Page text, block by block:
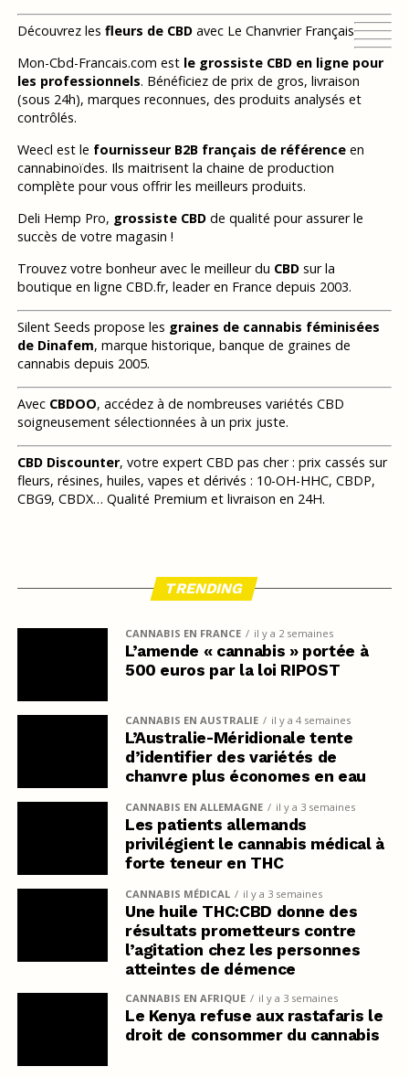
Découvrez les fleurs de CBDavec Le Chanvrier Français
Mon-Cbd-Francais.com est le grossiste CBD en ligne pour
les professionnels. Bénéficiez de prix de gros, livraison
(sous 24h), marques reconnues, des produits analysés et
contrôlés.
Weecl est le fournisseur B2B français de référenceen
cannabinoïdes. Ils maitrisent la chaine de production
complète pour vous offrir les meilleurs produits.
Deli Hemp Pro, grossiste CBDde qualité pour assurer le
succès de votre magasin !
Trouvez votre bonheur avec le meilleur du CBDsur la
boutique en ligne CBD.fr, leader en France depuis 2003.
Silent Seeds propose les graines de cannabis féminisées
de Dinafem, marque historique, banque de graines de
cannabis depuis 2005.
Avec CBDOO, accédez à de nombreuses variétés CBD
soigneusement sélectionnées à un prix juste.
CBD Discounter, votre expert CBD pas cher : prix cassés sur
fleurs, résines, huiles, vapes et dérivés : 10-OH-HHC, CBDP,
CBG9, CBDX… Qualité Premium et livraison en 24H.
TRENDING
CANNABIS EN FRANCE il y a 2 semaines
L’amende « cannabis » portée à
500 euros par la loi RIPOST
CANNABIS EN AUSTRALIE il y a 4 semaines
L’Australie-Méridionale tente
d’identifier des variétés de
chanvre plus économes en eau
CANNABIS EN ALLEMAGNE il y a 3 semaines
Les patients allemands
privilégient le cannabis médical à
forte teneur en THC
CANNABIS MÉDICAL il y a 3 semaines
Une huile THC:CBD donne des
résultats prometteurs contre
l’agitation chez les personnes
atteintes de démence
CANNABIS EN AFRIQUE il y a 3 semaines
Le Kenya refuse aux rastafaris le
droit de consommer du cannabis